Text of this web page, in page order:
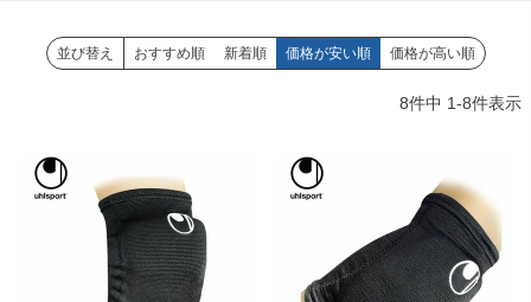
並び替え おすすめ順 新着順 価格が安い順 価格が高い順
8件中 1-8件表示